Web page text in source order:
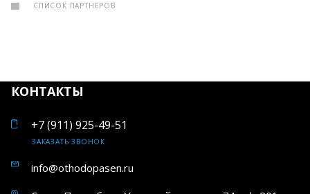
СПИСОК ПАРТНЕРОВ
КОНТАКТЫ
+7 (911) 925-49-51
ЗАКАЗАТЬ ЗВОНОК
info@othodopasen.ru